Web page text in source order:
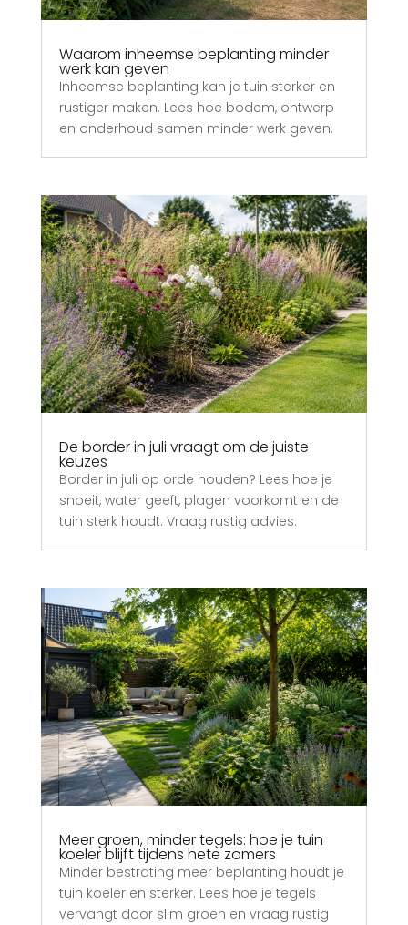
Waarom inheemse beplanting minder
werk kan geven
Inheemse beplanting kan je tuin sterker en
rustiger maken. Lees hoe bodem, ontwerp
en onderhoud samen minder werk geven.
De border in juli vraagt om de juiste
keuzes
Border in juli op orde houden? Lees hoe je
snoeit, water geeft, plagen voorkomt en de
tuin sterk houdt. Vraag rustig advies.
Meer groen, minder tegels: hoe je tuin
koeler blijft tijdens hete zomers
Minder bestrating meer beplanting houdt je
tuin koeler en sterker. Lees hoe je tegels
vervangt door slim groen en vraag rustig